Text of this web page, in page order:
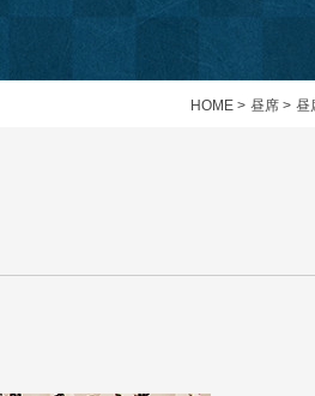
HOME > 昼席 > 昼